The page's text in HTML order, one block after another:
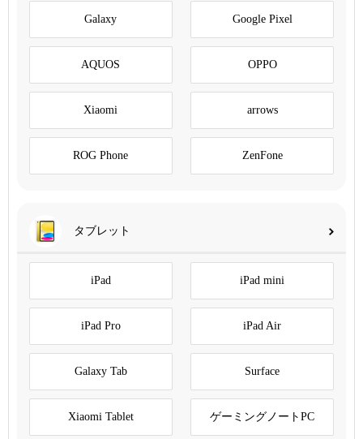
Galaxy Google Pixel
AQUOS OPPO
Xiaomi arrows
ROG Phone ZenFone
タブレット
iPad iPad mini
iPad Pro iPad Air
Galaxy Tab Surface
Xiaomi Tablet ゲーミングノートPC